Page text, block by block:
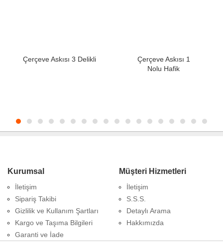
Çerçeve Askısı 3 Delikli
Çerçeve Askısı 1
Nolu Hafik
Kurumsal
İletişim
Sipariş Takibi
Gizlilik ve Kullanım Şartları
Kargo ve Taşıma Bilgileri
Garanti ve İade
Müşteri Hizmetleri
İletişim
S.S.S.
Detaylı Arama
Hakkımızda